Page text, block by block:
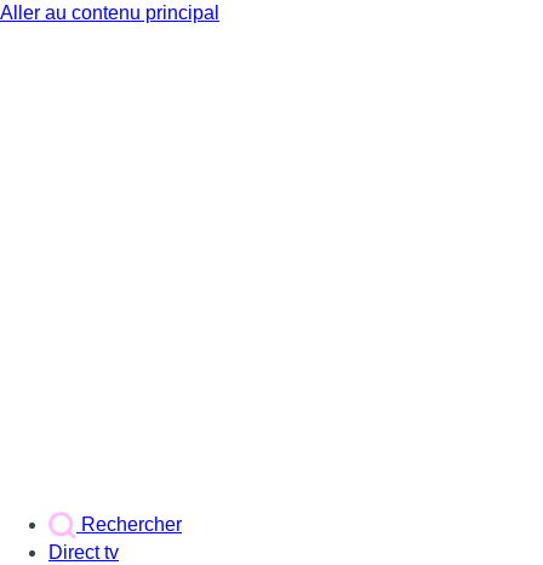
Aller au contenu principal
Rechercher
Direct tv